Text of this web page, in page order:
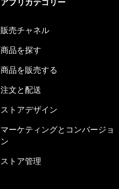
アプリカテゴリー
販売チャネル
商品を探す
商品を販売する
注文と配送
ストアデザイン
マーケティングとコンバージョ
ン
ストア管理